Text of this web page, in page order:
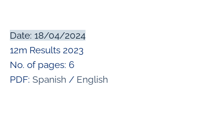
Date: 18/04/2024
12m Results 2023
No. of pages: 6
PDF: Spanish / English